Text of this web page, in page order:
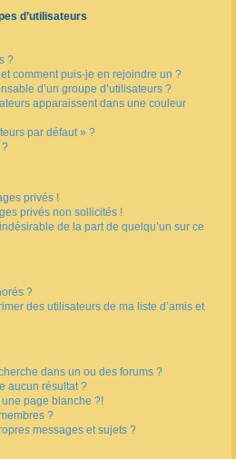
d’utilisateurs
?
comment puis-je en rejoindre un ?
d’un groupe d’utilisateurs ?
apparaissent dans une couleur
par défaut » ?
?
privés !
privés non sollicités !
de la part de quelqu’un sur ce
?
des utilisateurs de ma liste d’amis et
dans un ou des forums ?
aucun résultat ?
page blanche ?!
?
messages et sujets ?